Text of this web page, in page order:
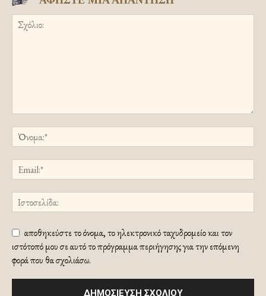
αποθηκεύστε το όνομα, το ηλεκτρονικό ταχυδρομείο και τον
ιστότοπό μου σε αυτό το πρόγραμμα περιήγησης για την επόμενη
φορά που θα σχολιάσω.